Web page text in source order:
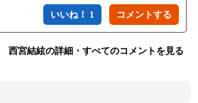
いいね！ 1
西宮結絃の詳細・すべてのコメントを見る